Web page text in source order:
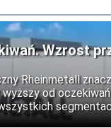
Wzrost
Rheinmetall
od
operacyjny